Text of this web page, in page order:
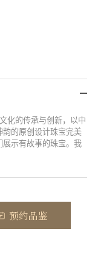
化的传承与创新，以中
的原创设计珠宝完美
示有故事的珠宝。我
预约品鉴